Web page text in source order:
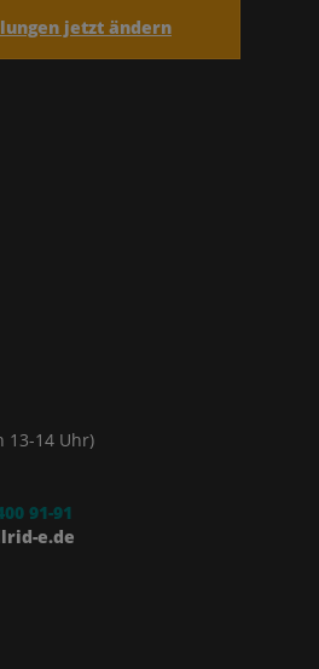
jetzt ändern
13-14 Uhr)
91-91
e.de